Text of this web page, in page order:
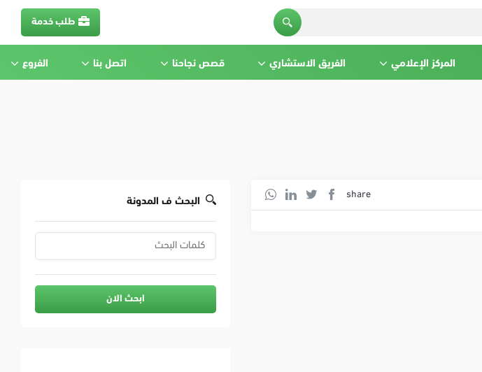
طلب خدمة
المركز الإعلامي الفريق الاستشاري قصص نجاحنا اتصل بنا الفروع
share
البحث ف المدونة
ابحث الان